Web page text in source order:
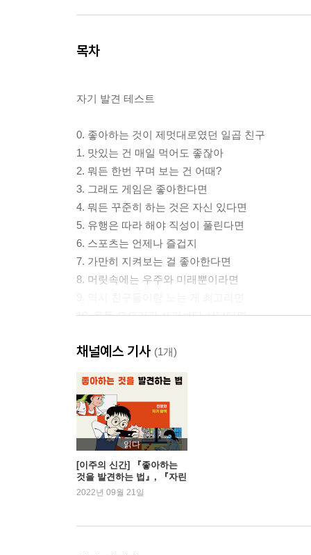
목차
자기 발견 테스트
0. 좋아하는 것이 제멋대로였던 일곱 친구
1. 맛있는 건 매일 먹어도 좋잖아
2. 뭐든 한번 꾸며 보는 건 어때?
3. 그래도 게임은 좋아한다면
4. 뭐든 꾸준히 하는 것은 자신 있다면
5. 유행은 따라 해야 직성이 풀린다면
6. 스포츠는 언제나 즐겁지
7. 가만히 지켜보는 걸 좋아한다면
8. 머릿속에는 우주와 미래뿐이라면
10. 용돈 모으기가 쓰기보다 신난다면
에필로그
채널예스 기사 (1개)
읽다
[이주의 신간] 『좋아하는
것을 발견하는 법』, 『자린
고비』 외
2022년 09월 21일